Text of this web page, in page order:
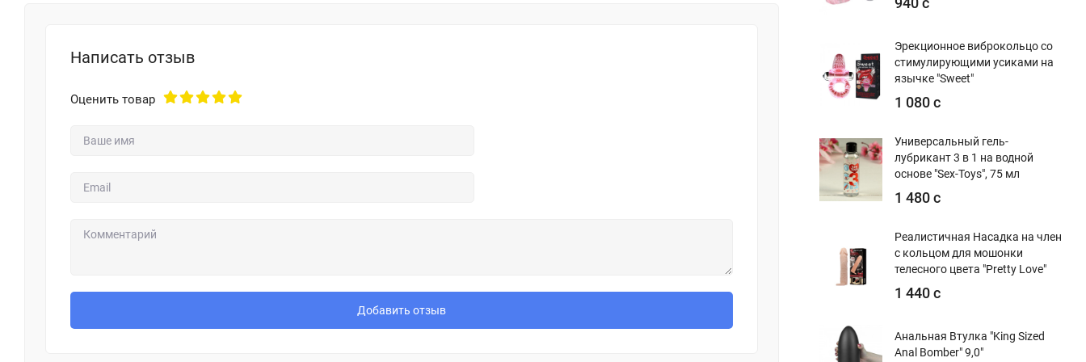
Написать отзыв
Оценить товар
Добавить отзыв
Эрекционное виброкольцо со
стимулирующими усиками на
язычке "Sweet"
1 080 с
Универсальный гель-
лубрикант 3 в 1 на водной
основе "Sex-Toys", 75 мл
1 480 с
Реалистичная Насадка на член
с кольцом для мошонки
телесного цвета "Pretty Love"
1 440 с
Анальная Втулка "King Sized
Anal Bomber" 9,0"